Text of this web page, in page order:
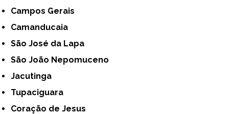
Campos Gerais
Camanducaia
São José da Lapa
São João Nepomuceno
Jacutinga
Tupaciguara
Coração de Jesus